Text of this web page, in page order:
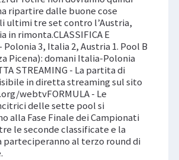
ripartire dalle buone cose
ultimi tre set contro l’Austria,
in rimonta.CLASSIFICA E
Polonia 3, Italia 2, Austria 1. Pool B
Picena): domani Italia-Polonia
STREAMING - La partita di
in diretta streaming sul sito
webtvFORMULA - Le
delle sette pool si
alla Fase Finale dei Campionati
le seconde classificate e la
al terzo round di